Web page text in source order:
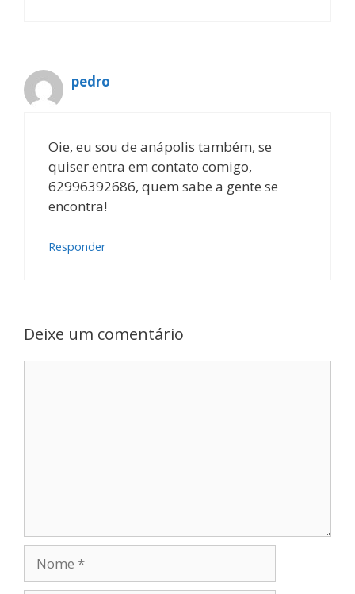
pedro
Oie, eu sou de anápolis também, se
quiser entra em contato comigo,
62996392686, quem sabe a gente se
encontra!
Responder
Deixe um comentário